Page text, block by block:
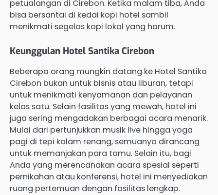
petualangan di Cirebon. Ketika malam tiba, Anda
bisa bersantai di kedai kopi hotel sambil
menikmati segelas kopi lokal yang harum.
Keunggulan Hotel Santika Cirebon
Beberapa orang mungkin datang ke Hotel Santika
Cirebon bukan untuk bisnis atau liburan, tetapi
untuk menikmati kenyamanan dan pelayanan
kelas satu. Selain fasilitas yang mewah, hotel ini
juga sering mengadakan berbagai acara menarik.
Mulai dari pertunjukkan musik live hingga yoga
pagi di tepi kolam renang, semuanya dirancang
untuk memanjakan para tamu. Selain itu, bagi
Anda yang merencanakan acara spesial seperti
pernikahan atau konferensi, hotel ini menyediakan
ruang pertemuan dengan fasilitas lengkap.